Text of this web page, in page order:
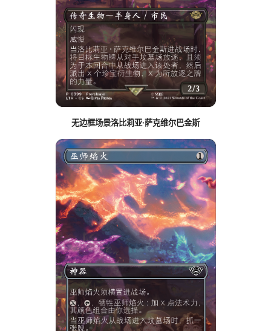
无边框场景洛比莉亚·萨克维尔巴金斯